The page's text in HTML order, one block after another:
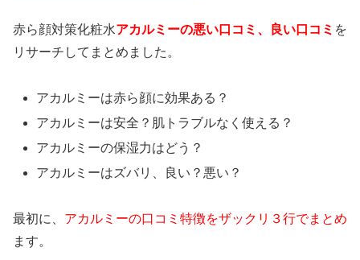
赤ら顔対策化粧水アカルミーの悪い口コミ、良い口コミ を
リサーチしてまとめました。
アカルミーは赤ら顔に効果ある？
アカルミーは安全？肌トラブルなく使える？
アカルミーの保湿力はどう？
アカルミーはズバリ、良い？悪い？
最初に、 アカルミーの口コミ特徴をザックリ３行でまとめ
ます。